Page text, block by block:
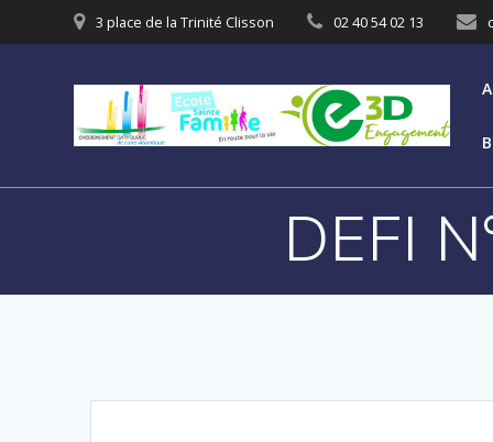
3 place de la Trinité Clisson 02 40 54 02 13
DEFI